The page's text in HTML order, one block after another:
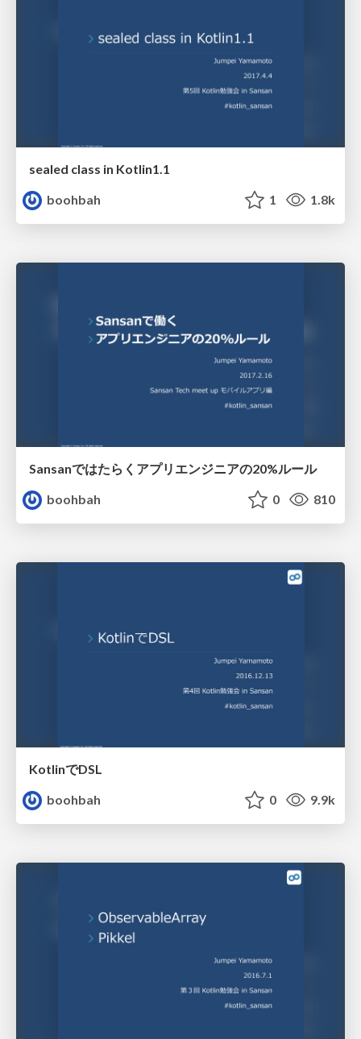
sealed class in Kotlin1.1
boohbah
1 1.8k
Sansanではたらくアプリエンジニアの20%ルール
boohbah
0 810
KotlinでDSL
boohbah
0 9.9k